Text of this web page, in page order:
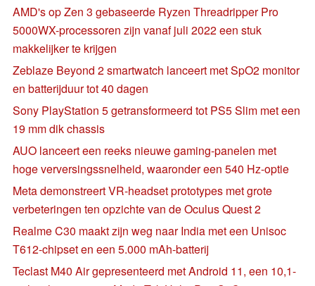
AMD's op Zen 3 gebaseerde Ryzen Threadripper Pro
5000WX-processoren zijn vanaf juli 2022 een stuk
makkelijker te krijgen
Zeblaze Beyond 2 smartwatch lanceert met SpO2 monitor
en batterijduur tot 40 dagen
Sony PlayStation 5 getransformeerd tot PS5 Slim met een
19 mm dik chassis
AUO lanceert een reeks nieuwe gaming-panelen met
hoge verversingssnelheid, waaronder een 540 Hz-optie
Meta demonstreert VR-headset prototypes met grote
verbeteringen ten opzichte van de Oculus Quest 2
Realme C30 maakt zijn weg naar India met een Unisoc
T612-chipset en een 5.000 mAh-batterij
Teclast M40 Air gepresenteerd met Android 11, een 10,1-